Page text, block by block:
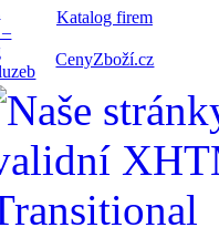
Katalog firem
CenyZboží.cz